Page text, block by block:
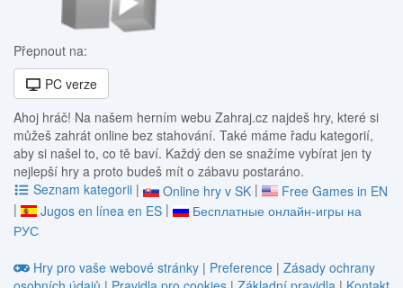
Přepnout na:
PC verze
Ahoj hráč! Na našem herním webu Zahraj.cz najdeš hry, které si
můžeš zahrát online bez stahování. Také máme řadu kategorií,
aby si našel to, co tě baví. Každý den se snažíme vybírat jen ty
nejlepší hry a proto budeš mít o zábavu postaráno.
Seznam kategorii | Online hry v SK |
Free Games in EN
|
Jugos en línea en ES |
Бесплатные онлайн-игры на
РУС
Hry pro vaše webové stránky | Preference | Zásady ochrany